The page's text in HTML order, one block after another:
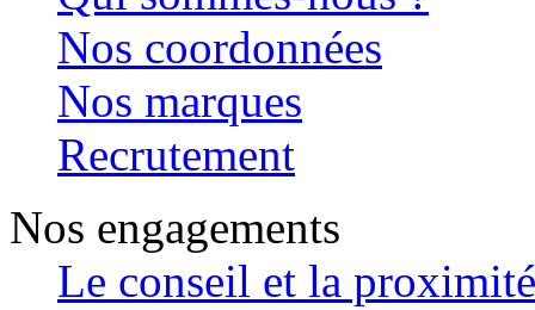
Nos coordonnées
Nos marques
Recrutement
Nos engagements
Le conseil et la proximité